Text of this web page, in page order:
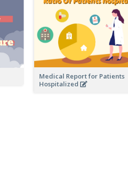
Medical Report for Patients
Hospitalized